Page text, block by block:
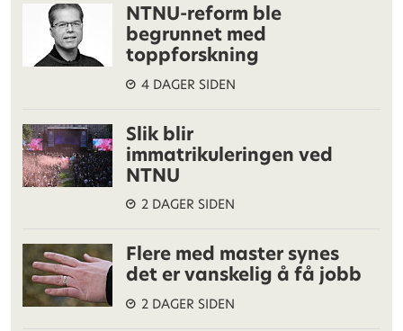
NTNU-reform ble
begrunnet med
toppforskning
4 DAGER SIDEN
Slik blir
immatrikuleringen ved
NTNU
2 DAGER SIDEN
Flere med master synes
det er vanskelig å få jobb
2 DAGER SIDEN